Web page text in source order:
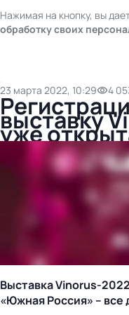
Нажимая на кнопку, вы
обработку своих
23 марта 2022, 10:29 4
выставку
уже
Выставка Vinorus-
«Южная Россия» – все